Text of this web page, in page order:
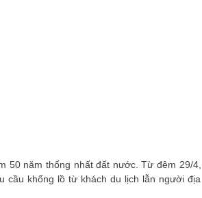
50 năm thống nhất đất nước. Từ đêm 29/4,
cầu khổng lồ từ khách du lịch lẫn người địa